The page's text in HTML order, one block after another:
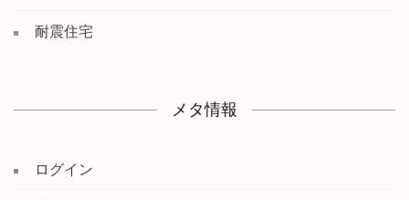
耐震住宅
メタ情報
ログイン